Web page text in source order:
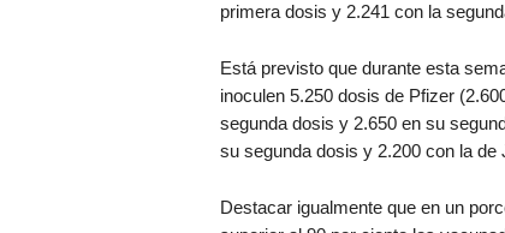
primera dosis y 2.241 con la
Está previsto que durante esta
inoculen 5.250 dosis de Pfizer
segunda dosis y 2.650 en su
su segunda dosis y 2.200 con la de
Destacar igualmente que en un